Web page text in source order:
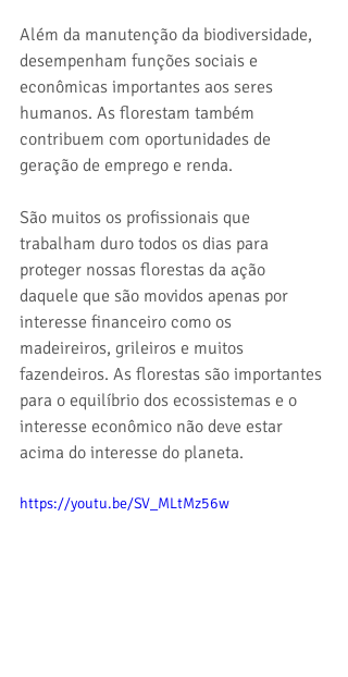
Além da manutenção da biodiversidade,
desempenham funções sociais e
econômicas importantes aos seres
humanos. As florestam também
contribuem com oportunidades de
geração de emprego e renda.
São muitos os profissionais que
trabalham duro todos os dias para
proteger nossas florestas da ação
daquele que são movidos apenas por
interesse financeiro como os
madeireiros, grileiros e muitos
fazendeiros. As florestas são importantes
para o equilíbrio dos ecossistemas e o
interesse econômico não deve estar
acima do interesse do planeta.
https://youtu.be/SV_MLtMz56w